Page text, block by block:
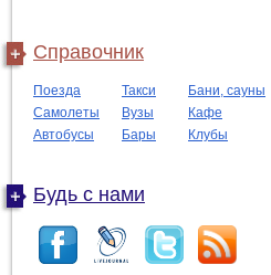
Справочник
Поезда Такси
Бани, сауны
Самолеты
Вузы
Кафе
Автобусы
Бары Клубы
Будь с нами